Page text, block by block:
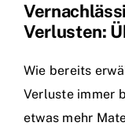
Verlusten:
Wie bereits
Verluste immer
etwas mehr